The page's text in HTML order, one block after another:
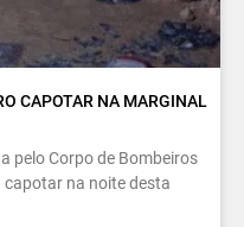
CAPOTAR NA MARGINAL
pelo Corpo de Bombeiros
capotar na noite desta